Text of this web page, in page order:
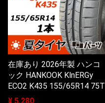
在庫あり 2026年製 ハンコ
ック HANKOOK KlnERGy
ECO2 K435 155/65R14 75T
¥ 5,280